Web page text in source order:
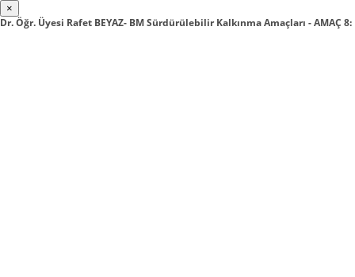
×
Dr. Öğr. Üyesi Rafet BEYAZ- BM Sürdürülebilir Kalkınma Amaçları - AMAÇ 8: